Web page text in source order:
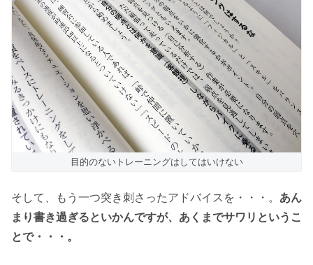
目的のないトレーニングはしてはいけない
そして、もう一つ突き刺さったアドバイスを・・・。 あん
まり書き過ぎるといかんですが、あくまでサワリというこ
とで・・・。